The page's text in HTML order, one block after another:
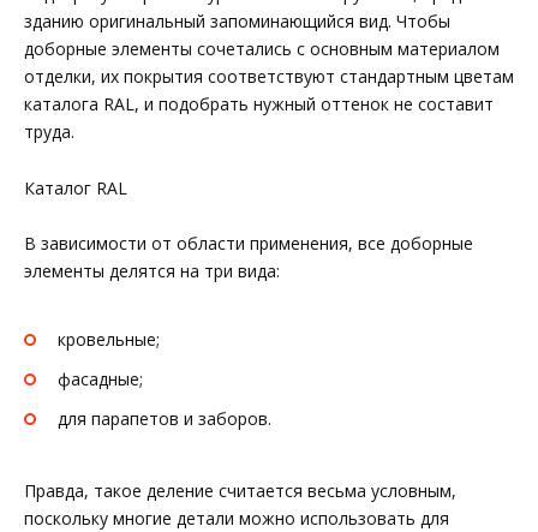
зданию оригинальный запоминающийся вид. Чтобы
доборные элементы сочетались с основным материалом
отделки, их покрытия соответствуют стандартным цветам
каталога RAL, и подобрать нужный оттенок не составит
труда.
Каталог RAL
В зависимости от области применения, все доборные
элементы делятся на три вида:
кровельные;
фасадные;
для парапетов и заборов.
Правда, такое деление считается весьма условным,
поскольку многие детали можно использовать для